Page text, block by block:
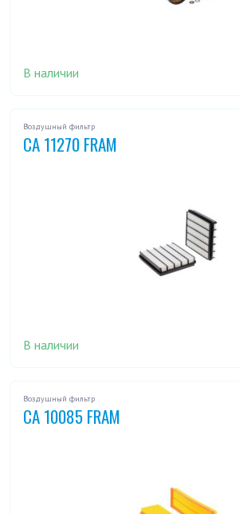
В наличии
Воздушный фильтр
CA 11270 FRAM
В наличии
Воздушный фильтр
CA 10085 FRAM